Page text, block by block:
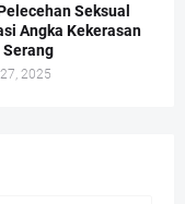
Seksual
Angka Kekerasan
2025